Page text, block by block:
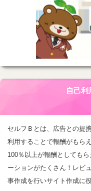
自己利
セルフＢとは、広告との提
利用することで報酬がもら
100％以上が報酬としても
ーションがたくさん！レビ
事作成を行いサイト作成に